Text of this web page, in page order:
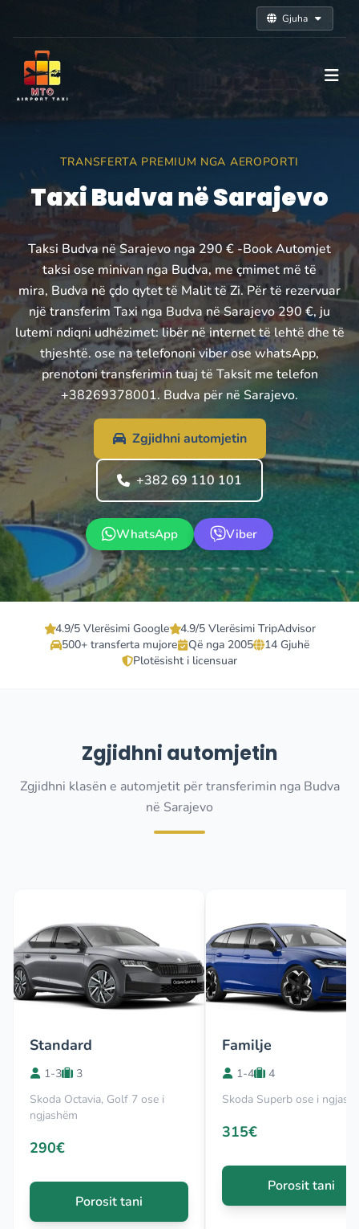
Gjuha
TRANSFERTA PREMIUM NGA AEROPORTI
Taxi Budva në Sarajevo
Taksi Budva në Sarajevo nga 290 € -Book Automjet
taksi ose minivan nga Budva, me çmimet më të
mira, Budva në çdo qytet të Malit të Zi. Për të rezervuar
një transferim Taxi nga Budva në Sarajevo 290 €, ju
lutemi ndiqni udhëzimet: libër në internet të lehtë dhe të
thjeshtë. ose na telefononi viber ose whatsApp,
prenotoni transferimin tuaj të Taksit me telefon
+38269378001. Budva për në Sarajevo.
Zgjidhni automjetin
+382 69 110 101
WhatsApp Viber
4.9/5 Vlerësimi Google
4.9/5 Vlerësimi TripAdvisor
500+ transferta mujore
Që nga 2005
14 Gjuhë
Plotësisht i licensuar
Zgjidhni automjetin
Zgjidhni klasën e automjetit për transferimin nga Budva
në Sarajevo
Standard
1-3
3
Skoda Octavia, Golf 7 ose i
ngjashëm
290€
Porosit tani
Familje
1-4
4
Skoda Superb ose i
315€
Porosit tani